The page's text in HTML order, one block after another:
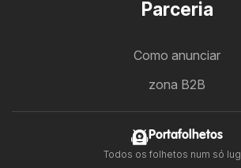
Parceria
Como anunciar
zona B2B
Portafolhetos
Todos os folhetos num só